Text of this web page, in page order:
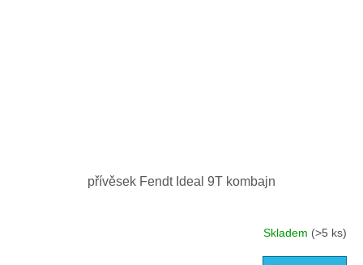
přívěsek Fendt Ideal 9T kombajn
Skladem (>5 ks)